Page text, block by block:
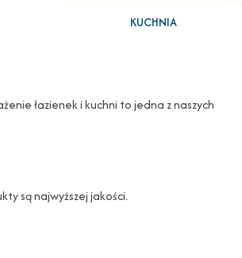
KUCHNIA
łazienek i kuchni to jedna z naszych
są najwyższej jakości.